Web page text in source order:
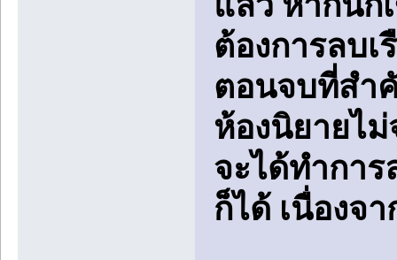
ต้องการลบเ
ตอนจบที่สำ
ห้องนิยายไม่
จะได้ทำกา
ก็ได้ เนื่องจ